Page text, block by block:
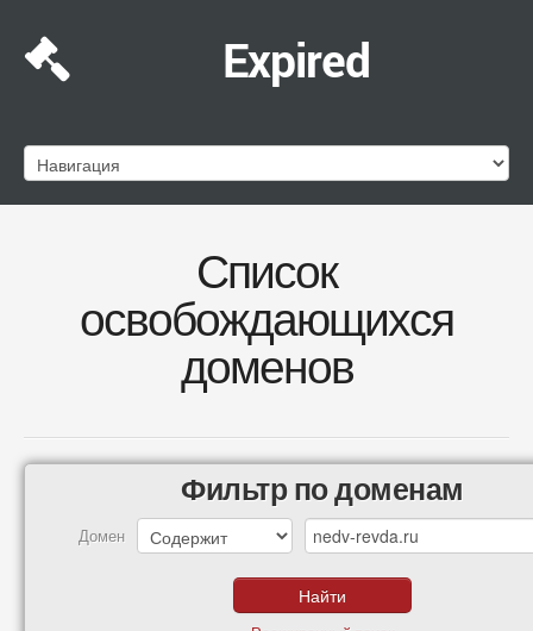
Expired
Список
освобождающихся
доменов
Фильтр по доменам
Домен